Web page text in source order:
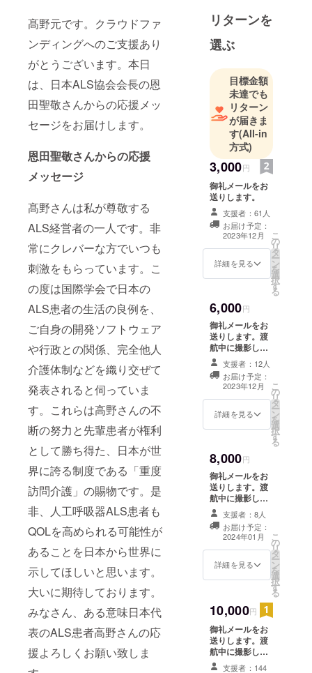
髙野元です。クラウドファ
ンディングへのご支援あり
がとうございます。本日
は、日本ALS協会会長の恩
田聖敬さんからの応援メッ
セージをお届けします。
恩田聖敬さんからの応援
メッセージ
髙野さんは私が尊敬する
ALS経営者の一人です。非
常にクレバーな方でいつも
刺激をもらっています。こ
の度は国際学会で日本の
ALS患者の生活の良例を、
ご自身の開発ソフトウェア
や行政との関係、完全他人
介護体制などを織り交ぜて
発表されると伺っていま
す。これらは高野さんの不
断の努力と先輩患者が権利
として勝ち得た、日本が世
界に誇る制度である「重度
訪問介護」の賜物です。是
非、人工呼吸器ALS患者も
QOLを高められる可能性が
あることを日本から世界に
示してほしいと思います。
大いに期待しております。
みなさん、ある意味日本代
表のALS患者高野さんの応
援よろしくお願い致しま
級、介護保
険要介護5認
定です。
がよく生き
られる社会
の仕組みづ
くりに取り
組んでいま
す。
・創発計画
㈱・代表
・日本ALS協
会神奈川県
支部・副支
部長
長
・神奈川県
共生社会ア
ドバイザー
・かながわ
難病連・理
事長
リターンを
選ぶ
目標金額
未達でも
リターン
が届きま
す(All-in
方式)
3,000円
御礼メールをお
送りします。
支援者：61人
お届け予定：
2023年12月
詳細を見る
こ
の
リ
タ
ー
ン
を
選
択
す
る
6,000円
御礼メールをお
送りします。渡
航中に撮影した
記録写真5枚を
データでお送り
します。
支援者：12人
お届け予定：
2023年12月
詳細を見る
こ
の
リ
タ
ー
ン
を
選
択
す
る
8,000円
御礼メールをお
送りします。渡
航中に撮影した
記録写真5枚を
データでお送り
します。渡航報
告書（PDF）を
お送りします。
報告書の「スペ
※備考欄に「スペ
シャルサンク
ス」欄に掲載す
るお名前をご記
入ください。
支援者：8人
お届け予定：
2024年01月
詳細を見る
こ
の
リ
タ
ー
ン
を
選
択
す
る
10,000円
御礼メールをお
送りします。渡
航中に撮影した
記録写真5枚を
支援者：144